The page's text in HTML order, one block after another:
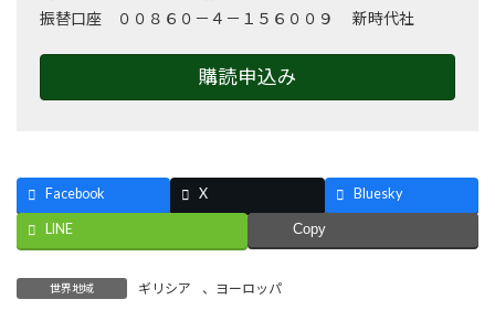
振替口座 ００８６０－４－１５６００９ 新時代社
購読申込み
Facebook X Bluesky
LINE Copy
世界地域 ギリシア 、 ヨーロッパ